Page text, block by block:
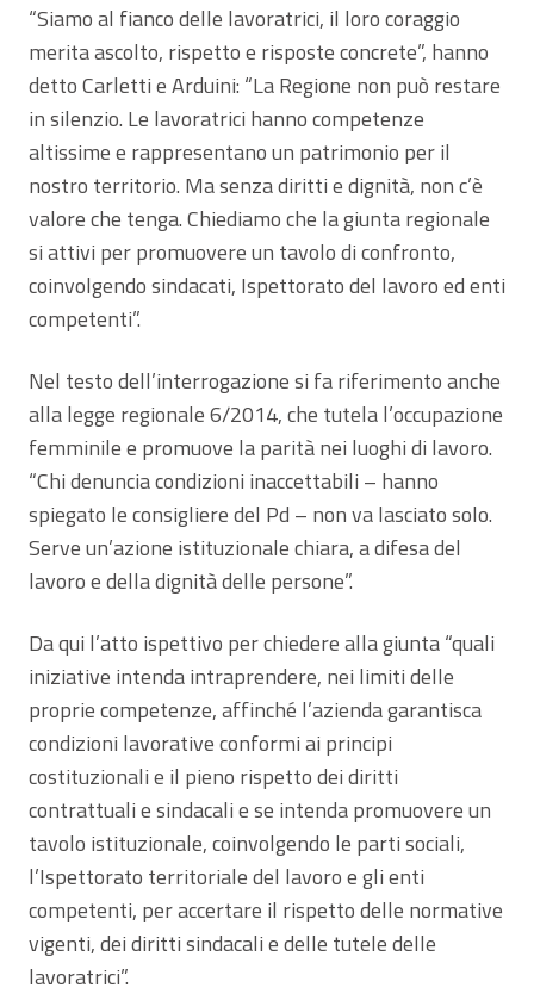
“Siamo al fianco delle lavoratrici, il loro coraggio
merita ascolto, rispetto e risposte concrete”, hanno
detto Carletti e Arduini: “La Regione non può restare
in silenzio. Le lavoratrici hanno competenze
altissime e rappresentano un patrimonio per il
nostro territorio. Ma senza diritti e dignità, non c’è
valore che tenga. Chiediamo che la giunta regionale
si attivi per promuovere un tavolo di confronto,
coinvolgendo sindacati, Ispettorato del lavoro ed enti
competenti”.
Nel testo dell’interrogazione si fa riferimento anche
alla legge regionale 6/2014, che tutela l’occupazione
femminile e promuove la parità nei luoghi di lavoro.
“Chi denuncia condizioni inaccettabili – hanno
spiegato le consigliere del Pd – non va lasciato solo.
Serve un’azione istituzionale chiara, a difesa del
lavoro e della dignità delle persone”.
Da qui l’atto ispettivo per chiedere alla giunta “quali
iniziative intenda intraprendere, nei limiti delle
proprie competenze, affinché l’azienda garantisca
condizioni lavorative conformi ai principi
costituzionali e il pieno rispetto dei diritti
contrattuali e sindacali e se intenda promuovere un
tavolo istituzionale, coinvolgendo le parti sociali,
l’Ispettorato territoriale del lavoro e gli enti
competenti, per accertare il rispetto delle normative
vigenti, dei diritti sindacali e delle tutele delle
lavoratrici”.